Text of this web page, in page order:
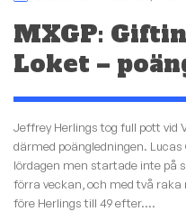
MXGP:
Loket –
Jeffrey Herlings tog full pott vid
därmed poängledningen.
lördagen men startade inte på
förra veckan, och med två
före Herlings till 49 efter....